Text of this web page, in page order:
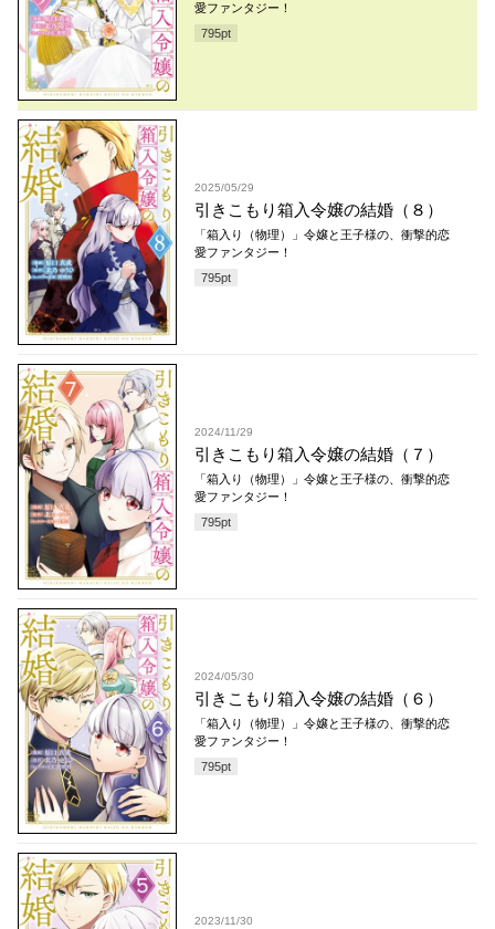
愛ファンタジー！
795pt
2025/05/29
引きこもり箱入令嬢の結婚（８）
「箱入り（物理）」令嬢と王子様の、衝撃的恋
愛ファンタジー！
795pt
2024/11/29
引きこもり箱入令嬢の結婚（７）
「箱入り（物理）」令嬢と王子様の、衝撃的恋
愛ファンタジー！
795pt
2024/05/30
引きこもり箱入令嬢の結婚（６）
「箱入り（物理）」令嬢と王子様の、衝撃的恋
愛ファンタジー！
795pt
2023/11/30